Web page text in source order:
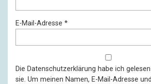
E-Mail-Adresse *
Die Datenschutzerklärung habe ich
sie. Um meinen Namen, E-Mail-Adresse